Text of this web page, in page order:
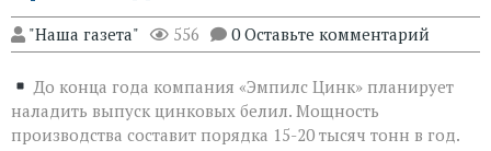
"Наша газета" 556 0 Оставьте комментарий
До конца года компания «Эмпилс Цинк» планирует
наладить выпуск цинковых белил. Мощность
производства составит порядка 15-20 тысяч тонн в год.